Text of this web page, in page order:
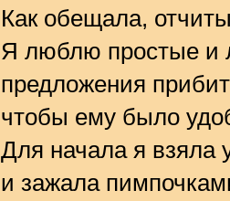
Как обещала,
Я люблю простые и
предложения
чтобы ему было
Для начала я взяла
и зажала